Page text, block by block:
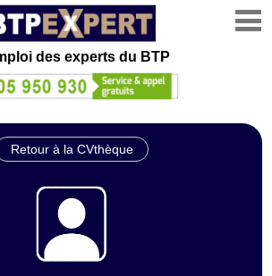
des experts du BTP
Retour à la CVthèque